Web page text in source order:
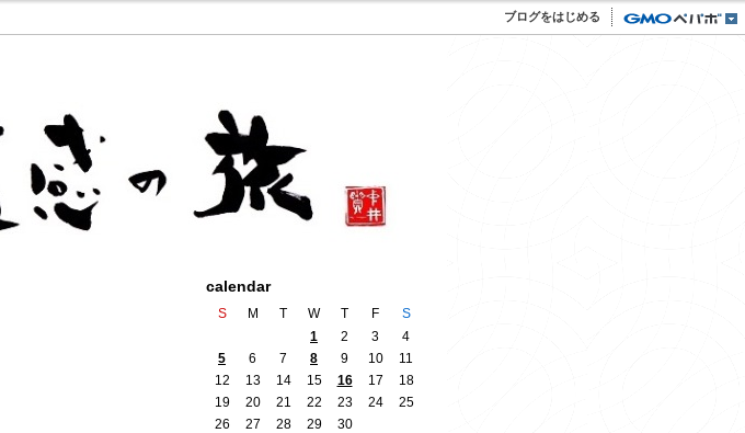
ブログをはじめる
calendar
S M T W T F
S
1
2 3
4
5
6 7 8 9 10
11
12
13 14 15 16 17
18
19
20 21 22 23 24
25
26
27 28 29
30